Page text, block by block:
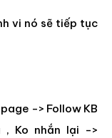
vi nó sẽ tiếp tục
-> Follow KB
, Ko nhắn lại ->